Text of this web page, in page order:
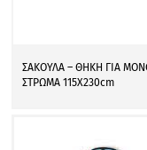
ΣΑΚΟΥΛΑ – ΘΗΚΗ ΓΙΑ
ΣΤΡΩΜΑ 115Χ230cm